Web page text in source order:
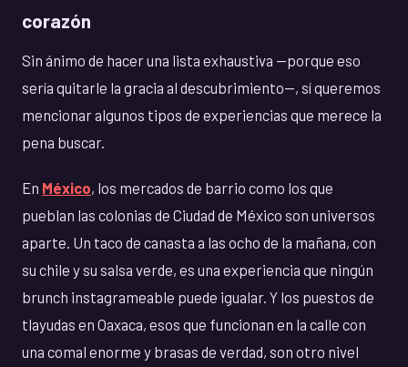
corazón
Sin ánimo de hacer una lista exhaustiva —porque eso
sería quitarle la gracia al descubrimiento—, sí queremos
mencionar algunos tipos de experiencias que merece la
pena buscar.
En México, los mercados de barrio como los que
pueblan las colonias de Ciudad de México son universos
aparte. Un taco de canasta a las ocho de la mañana, con
su chile y su salsa verde, es una experiencia que ningún
brunch instagrameable puede igualar. Y los puestos de
tlayudas en Oaxaca, esos que funcionan en la calle con
una comal enorme y brasas de verdad, son otro nivel